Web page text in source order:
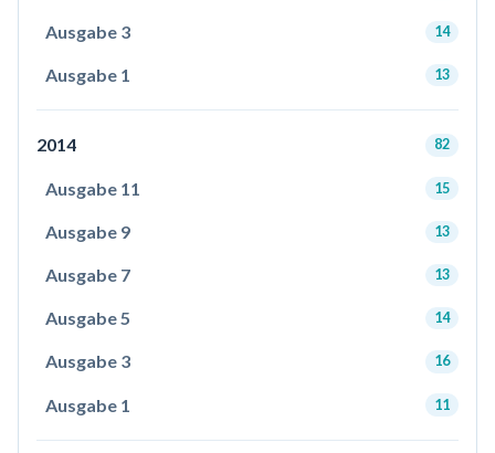
Ausgabe 3 14
Ausgabe 1 13
2014 82
Ausgabe 11 15
Ausgabe 9 13
Ausgabe 7 13
Ausgabe 5 14
Ausgabe 3 16
Ausgabe 1 11